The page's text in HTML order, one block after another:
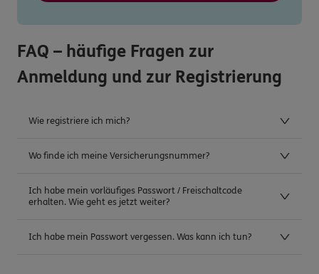
FAQ – häufige Fragen zur
Anmeldung und zur Registrierung
Wie registriere ich mich?
Wo finde ich meine Versicherungsnummer?
Ich habe mein vorläufiges Passwort / Freischaltcode
erhalten. Wie geht es jetzt weiter?
Ich habe mein Passwort vergessen. Was kann ich tun?